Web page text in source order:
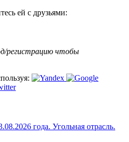
ей с друзьями:
регистрацию чтобы
года. Угольная отрасль.